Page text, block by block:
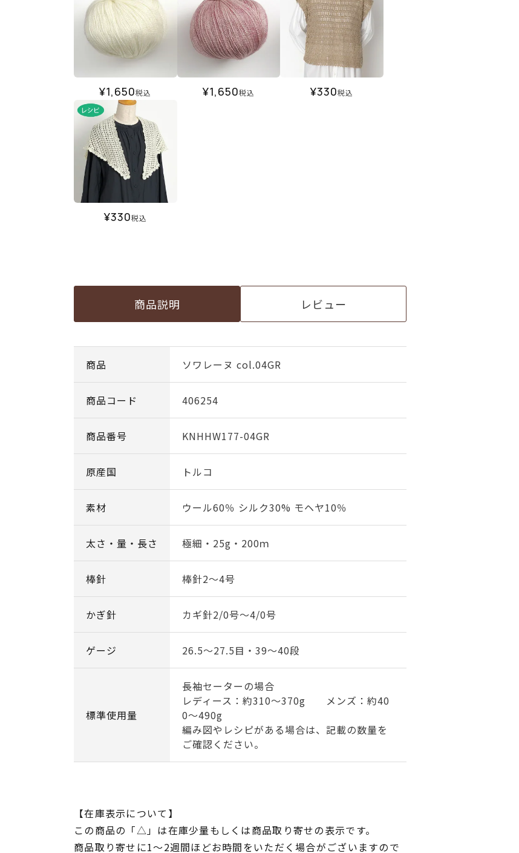
¥1,650税込 ¥1,650税込 ¥330税込
¥330税込
商品説明 レビュー
商品 ソワレーヌ col.04GR
商品コード 406254
商品番号 KNHHW177-04GR
原産国 トルコ
素材 ウール60％ シルク30% モヘヤ10％
太さ・量・長さ 極細・25g・200ｍ
棒針 棒針2～4号
かぎ針 カギ針2/0号～4/0号
ゲージ 26.5～27.5目・39～40段
標準使用量
長袖セーターの場合
レディース：約310～370g メンズ：約40
0～490g
編み図やレシピがある場合は、記載の数量を
ご確認ください。
【在庫表示について】
この商品の「△」は在庫少量もしくは商品取り寄せの表示です。
商品取り寄せに1～2週間ほどお時間をいただく場合がございますので